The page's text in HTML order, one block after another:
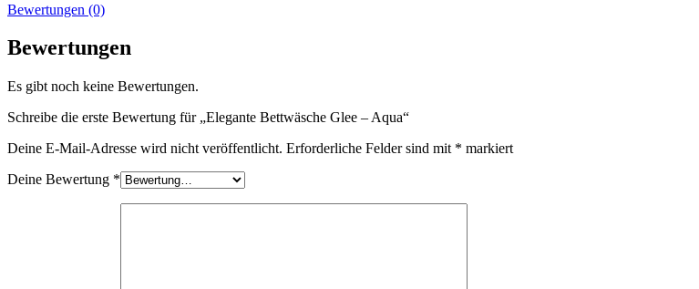
Bewertungen (0)
Bewertungen
Es gibt noch keine Bewertungen.
Schreibe die erste Bewertung für „Elegante Bettwäsche Glee – Aqua“
Deine E-Mail-Adresse wird nicht veröffentlicht. Erforderliche Felder sind mit * markiert
Deine Bewertung *